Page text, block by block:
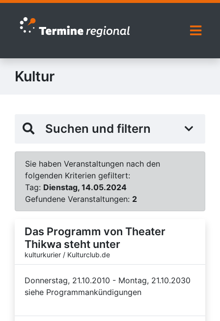
Zur Navigation springen
Zum Inhalt springen
Kultur
Suchen und filtern
Sie haben Veranstaltungen nach den
folgenden Kriterien gefiltert:
Tag: Dienstag, 14.05.2024
Gefundene Veranstaltungen: 2
Das Programm von Theater
Thikwa steht unter
kulturkurier / Kulturclub.de
Donnerstag, 21.10.2010 - Montag, 21.10.2030
siehe Programmankündigungen